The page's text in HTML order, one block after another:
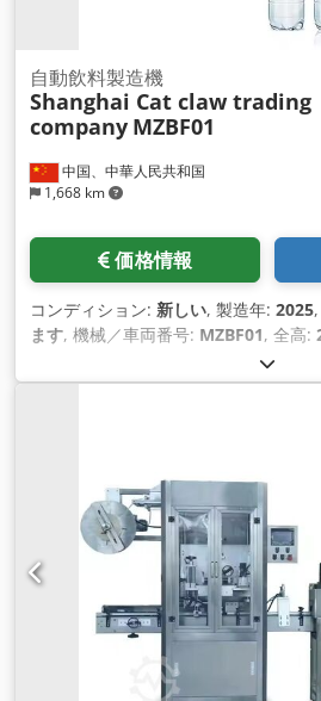
中国、中華人民共和国
1,668 km
自動飲料製造機
Shanghai Cat claw trading
company MZBF01
価格情報
コンディション: 新しい, 製造年: 2025
ます, 機械／車両番号: MZBF01, 全高:
, マンホールの
類:三相, 総重量:1,800 kg（キログラ